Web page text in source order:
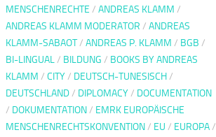
MENSCHENRECHTE / ANDREAS KLAMM /
ANDREAS KLAMM MODERATOR / ANDREAS
KLAMM-SABAOT/ ANDREAS P. KLAMM / BGB /
BI-LINGUAL/ BILDUNG / BOOKS BY ANDREAS
KLAMM / CITY/ DEUTSCH-TUNESISCH/
DEUTSCHLAND/ DIPLOMACY/ DOCUMENTATION
/ DOKUMENTATION/ EMRK EUROPÄISCHE
MENSCHENRECHTSKONVENTION/ EU / EUROPA/